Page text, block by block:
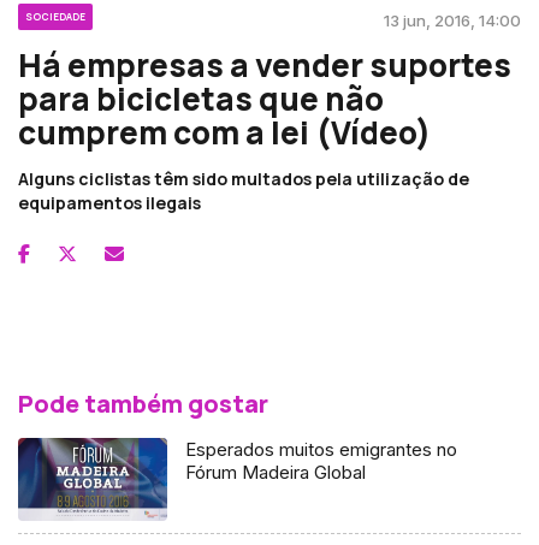
SOCIEDADE 13 jun, 2016, 14:00
Há empresas a vender suportes
para bicicletas que não
cumprem com a lei (Vídeo)
Alguns ciclistas têm sido multados pela utilização de
equipamentos ilegais
Pode também gostar
Esperados muitos emigrantes no
Fórum Madeira Global